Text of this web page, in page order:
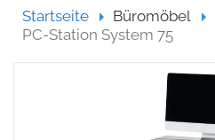
StartseiteStartseite
Büromöbel
PC-Station System 75